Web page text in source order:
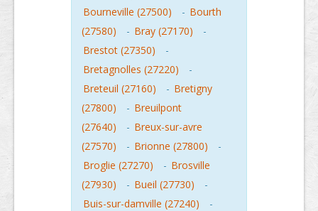
Bourneville (27500)
- Bourth
(27580)
- Bray (27170)
-
Brestot (27350)
-
Bretagnolles (27220)
-
Breteuil (27160)
- Bretigny
(27800)
- Breuilpont
(27640)
- Breux-sur-avre
(27570)
- Brionne (27800)
-
Broglie (27270)
- Brosville
(27930)
- Bueil (27730)
-
Buis-sur-damville (27240)
-